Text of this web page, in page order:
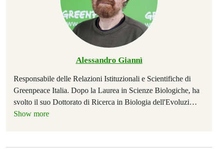
Alessandro Giannì
Responsabile delle Relazioni Istituzionali e Scientifiche di
Greenpeace Italia. Dopo la Laurea in Scienze Biologiche, ha
svolto il suo Dottorato di Ricerca in Biologia dell'Evoluzi…
Show more